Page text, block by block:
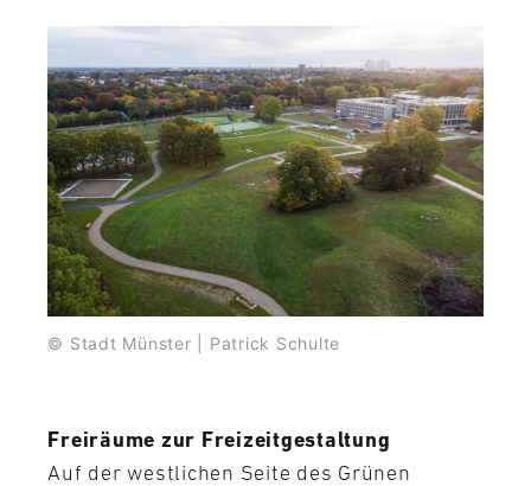
© Stadt Münster | Patrick Schulte
Freiräume zur Freizeitgestaltung
Auf der westlichen Seite des Grünen